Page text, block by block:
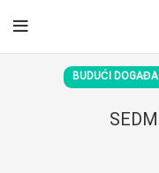
BUDUĆI